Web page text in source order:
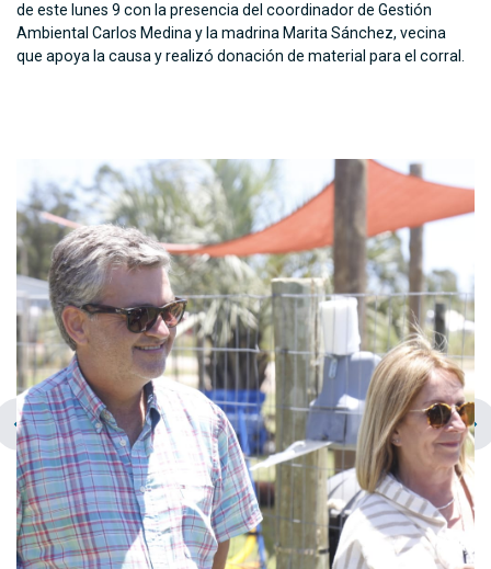
de este lunes 9 con la presencia del coordinador de Gestión
Ambiental Carlos Medina y la madrina Marita Sánchez, vecina
que apoya la causa y realizó donación de material para el corral.
chevron_left navigate_next